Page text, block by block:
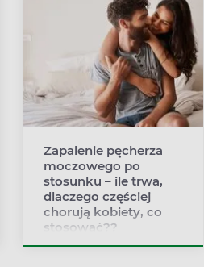
Zapalenie pęcherza
moczowego po
stosunku – ile trwa,
dlaczego częściej
chorują kobiety, co
stosować??
Przy nawracającym